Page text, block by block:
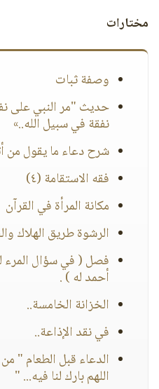
مختارات
وصفة ثبات
حديث "مر النبي على
نفقة في سبيل الله..»
شرح دعاء ما يقول من
فقه الاستقامة (٤)
مكانة المرأة في القرآن
الرشوة طريق الهلاك
فصل ( في سؤال المرء
أحمد له ) .
الخزانة الخامسة..
في نقد الإذاعة..
الدعاء قبل الطعام "
اللهم بارك لنا فيه... "